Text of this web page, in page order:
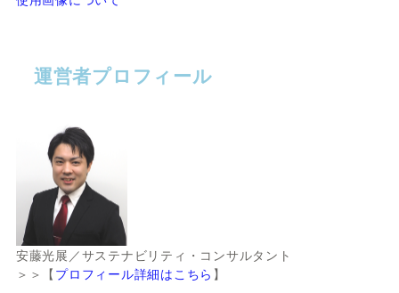
運営者プロフィール
安藤光展／サステナビリティ・コンサルタント
＞＞【 プロフィール詳細はこちら 】